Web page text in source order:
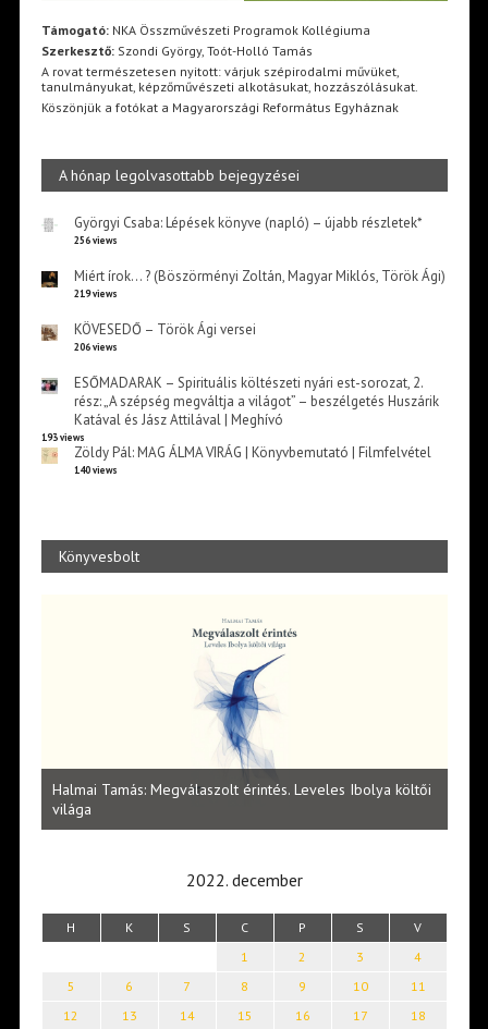
Támogató:NKA Összművészeti Programok Kollégiuma
Szerkesztő:Szondi György, Toót-Holló Tamás
A rovat természetesen nyitott: várjuk szépirodalmi művüket,
tanulmányukat, képzőművészeti alkotásukat, hozzászólásukat.
Köszönjük a fotókat a Magyarországi Református Egyháznak
A hónap legolvasottabb bejegyzései
Györgyi Csaba: Lépések könyve (napló) – újabb részletek*
256 views
Miért írok… ? (Böszörményi Zoltán, Magyar Miklós, Török Ági)
219 views
KÖVESEDŐ – Török Ági versei
206 views
ESŐMADARAK – Spirituális költészeti nyári est-sorozat, 2.
rész: „A szépség megváltja a világot” – beszélgetés Huszárik
Katával és Jász Attilával | Meghívó
193 views
Zöldy Pál: MAG ÁLMA VIRÁG | Könyvbemutató | Filmfelvétel
140 views
Könyvesbolt
Halmai Tamás: Megválaszolt érintés. Leveles Ibolya költői
világa
2022. december
H K S C P S V
1 2 3
4
5
6 7 8 9 10
11
12
13 14 15 16 17
18